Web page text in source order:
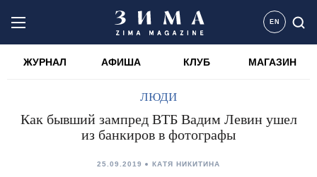
EN
ЖУРНАЛ АФИША КЛУБ МАГАЗИН
ЛЮДИ
Как бывший зампред ВТБ Вадим Левин ушел
из банкиров в фотографы
25.09.2019 КАТЯ НИКИТИНА